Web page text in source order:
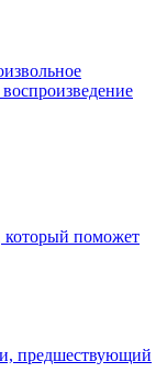
который поможет
предшествующий